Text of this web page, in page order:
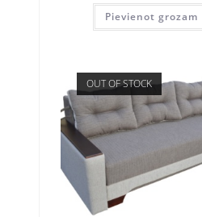
Pievienot grozam
OUT OF STOCK